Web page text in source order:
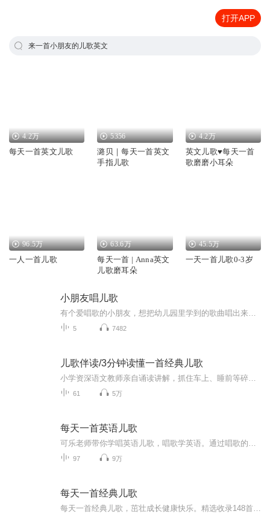
打开APP
来一首小朋友的儿歌英文
4.2万
每天一首英文儿歌
5356
潞贝｜每天一首英文
手指儿歌
4.2万
英文儿歌♥每天一首
歌磨磨小耳朵
96.5万
一人一首儿歌
63.6万
每天一首 | Anna英文
儿歌磨耳朵
45.5万
一天一首儿歌0-3岁
小朋友唱儿歌
5 7482
儿歌伴读/3分钟读懂一首经典儿歌
61 5万
每天一首英语儿歌
97 9万
每天一首经典儿歌